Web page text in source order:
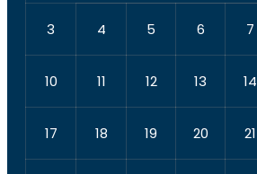
3 4 5 6 7
10 11 12 13 14
17 18 19 20 21